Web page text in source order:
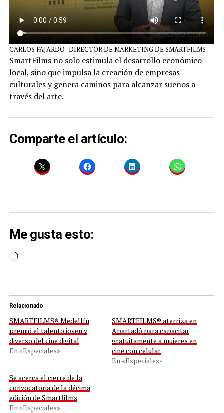
CARLOS FAJARDO- DIRECTOR DE MARKETING DE SMARTFILMS
SmartFilms no solo estimula el desarrollo económico
local, sino que impulsa la creación de empresas
culturales y genera caminos para alcanzar sueños a
través del arte.
Comparte el artículo:
Me gusta esto:
Cargando...
Relacionado
SMARTFILMS® Medellín
premió el talento joven y
diverso del cine digital
En «Especiales»
SMARTFILMS® aterriza en
Apartadó para capacitar
gratuitamente a mujeres en
cine con celular
En «Especiales»
Se acerca el cierre de la
convocatoria de la décima
edición de Smartfilms
En «Especiales»